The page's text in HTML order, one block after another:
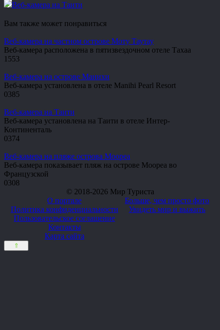
Веб-камера на Таити
Вам также может понравиться
Веб-камера на частном острове Моту Таутау
Веб-камера расположена в пятизвездочном отеле Тахаа
1 553
Веб-камера на острове Манихи
Веб-камера установлена в отеле Manihi Pearl Resort
0385
Веб-камера на Таити
Веб-камера установлена на Таити в отеле Интер-
Континенталь
0374
Веб-камера на пляже острова Моореа
Веб-камера показывает пляж на острове Моореа во
Французской
0308
© 2018-2026 Мир Туриста
О портале
Политика конфиденциальности
Пользовательское соглашение
Контакты
Карта сайта
Больше, чем просто фото
Увидеть мир и выжить